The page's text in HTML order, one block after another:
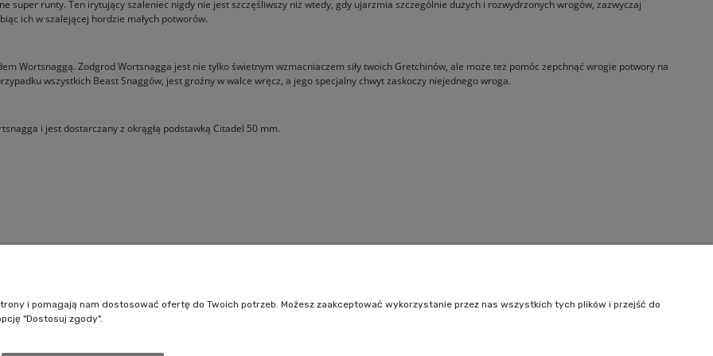
super runty. Ten irytujący szaleniec nigdy nie jest szczęśliwszy niż wtedy, gdy ujarzmia szczególnie dużych i rozwydrzonych wrogów, zazwyczaj
ich w szalejącej hordzie małych potworów.
Wortsnaggą. Zodgrod Wortsnagga jest nie tylko świetnym wzmacniaczem siły twoich Gretchinów, ale może też pomóc zepchnąć wrogie potwory na
wszystkich Beast Snaggów, jest groźny w walce wręcz, a jego specjalny chwyt zaskoczy niejednego wroga.
i jest dostarczany z okrągłą podstawką Citadel 50 mm.
Jak kupować?
Polityka prywatności
Logowanie
O nas
i pomagają nam dostosować ofertę do Twoich potrzeb. Możesz zaakceptować wykorzystanie przez nas wszystkich tych plików i przejść do
"Dostosuj zgody".